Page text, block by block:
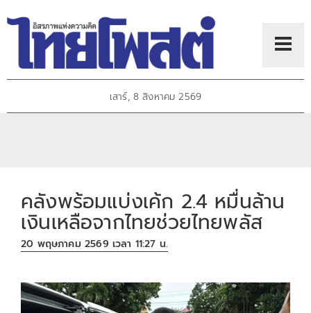
เสาร์, 8 สิงหาคม 2569
คลังพร้อมแบ่งเค้ก 2.4 หมื่นล้าน
เงินเหลือจากไทยช่วยไทยพลัส
20 พฤษภาคม 2569 เวลา 11:27 น.